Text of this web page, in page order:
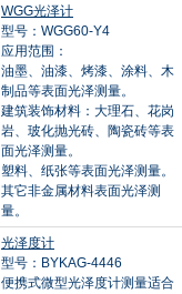
WGG光泽计
型号：WGG60-Y4
应用范围：
油墨、油漆、烤漆、涂料、木
制品等表面光泽测量。
建筑装饰材料：大理石、花岗
岩、玻化抛光砖、陶瓷砖等表
面光泽测量。
塑料、纸张等表面光泽测量。
其它非金属材料表面光泽测
量。
光泽度计
型号：BYKAG-4446
便携式微型光泽度计测量适合